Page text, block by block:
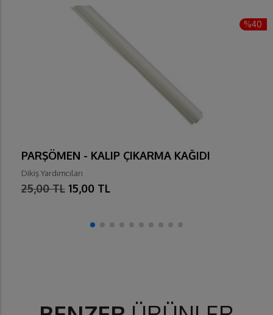
%40
PARŞÖMEN - KALIP ÇIKARMA KAĞIDI
Dikiş Yardımcıları
25,00 TL 15,00 TL